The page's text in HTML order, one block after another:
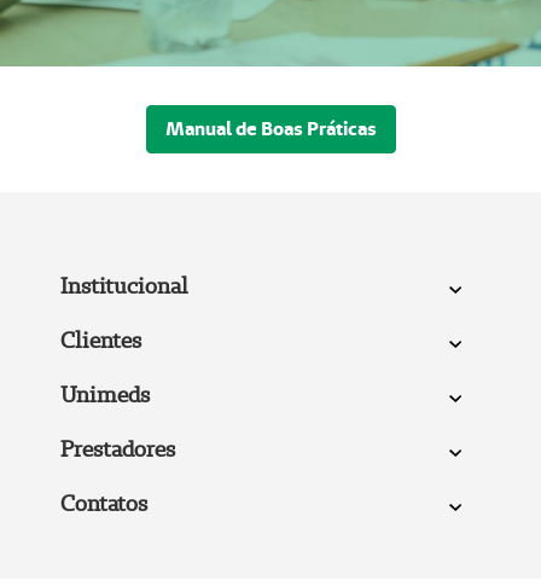
Manual de Boas Práticas
Institucional
Clientes
Unimeds
Prestadores
Contatos